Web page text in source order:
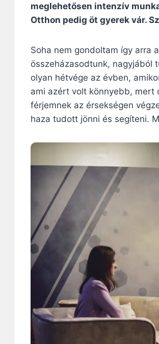
meglehetősen intenzív
Otthon pedig öt gyerek vár.
Soha nem gondoltam így arra
összeházasodtunk, nagyjából
olyan hétvége az évben,
ami azért volt könnyebb, mert
férjemnek az érsekségen
haza tudott jönni és segíteni.